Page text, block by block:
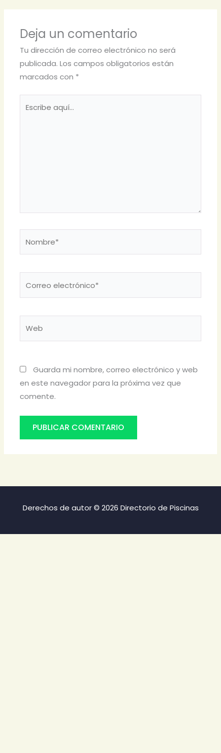
Deja un comentario
Tu dirección de correo electrónico no será
publicada. Los campos obligatorios están
marcados con *
Guarda mi nombre, correo electrónico y web
en este navegador para la próxima vez que
comente.
Derechos de autor © 2026 Directorio de Piscinas